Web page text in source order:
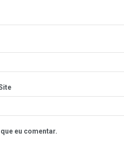
eu comentar.